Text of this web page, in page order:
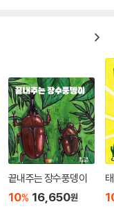
끝내주는 장수풍뎅이
10% 16,650원